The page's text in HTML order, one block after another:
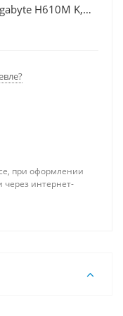
H610M K,
DDR4 8Gb,
при оформлении
через интернет-